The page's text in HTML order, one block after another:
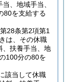
、地域手当、
80を支給する
28条第2項第1
は、その休職
、扶養手当、地
100分の80を
該当して休職